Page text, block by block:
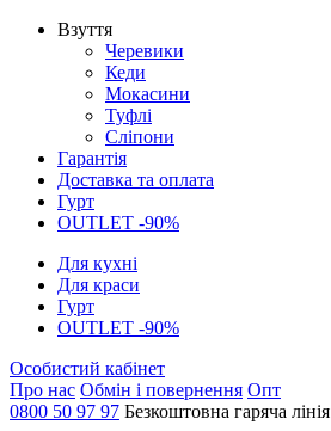
Взуття
Черевики
Кеди
Мокасини
Туфлі
Сліпони
Гарантія
Доставка та оплата
Гурт
OUTLET -90%
Для кухні
Для краси
Гурт
OUTLET -90%
Особистий кабінет
Про нас Обмін і повернення Опт
0800 50 97 97 Безкоштовна гаряча лінія